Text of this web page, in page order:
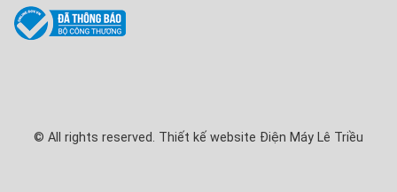
© All rights reserved. Thiết kế website Điện Máy Lê Triều